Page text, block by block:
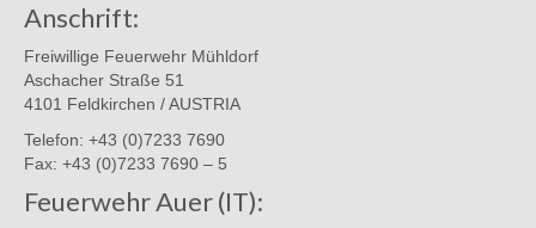
Anschrift:
Freiwillige Feuerwehr Mühldorf
Aschacher Straße 51
4101 Feldkirchen / AUSTRIA
Telefon: +43 (0)7233 7690
Fax: +43 (0)7233 7690 – 5
Feuerwehr Auer (IT):